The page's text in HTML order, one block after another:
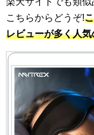
こちらからどうぞ!
レビューが多く人